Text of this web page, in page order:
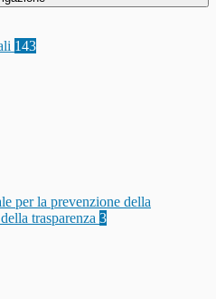
143
per la prevenzione della
trasparenza 3